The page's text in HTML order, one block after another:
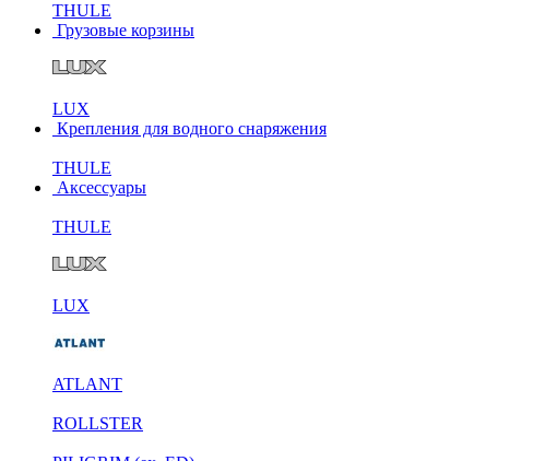
THULE
Грузовые корзины
LUX
Крепления для водного снаряжения
THULE
Аксессуары
THULE
LUX
ATLANT
ROLLSTER